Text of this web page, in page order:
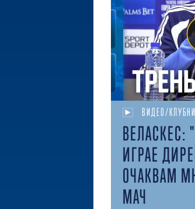
ВИДЕО/
ВЕЛАСКЕС:
ИГРАЕ
ОЧАКВАМ
МАЧ